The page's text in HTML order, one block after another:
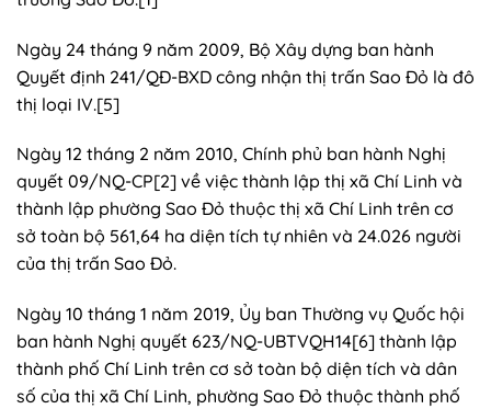
Ngày 24 tháng 9 năm 2009, Bộ Xây dựng ban hành
Quyết định 241/QĐ-BXD công nhận thị trấn Sao Đỏ là đô
thị loại IV.[5]
Ngày 12 tháng 2 năm 2010, Chính phủ ban hành Nghị
quyết 09/NQ-CP[2] về việc thành lập thị xã Chí Linh và
thành lập phường Sao Đỏ thuộc thị xã Chí Linh trên cơ
sở toàn bộ 561,64 ha diện tích tự nhiên và 24.026 người
của thị trấn Sao Đỏ.
Ngày 10 tháng 1 năm 2019, Ủy ban Thường vụ Quốc hội
ban hành Nghị quyết 623/NQ-UBTVQH14[6] thành lập
thành phố Chí Linh trên cơ sở toàn bộ diện tích và dân
số của thị xã Chí Linh, phường Sao Đỏ thuộc thành phố